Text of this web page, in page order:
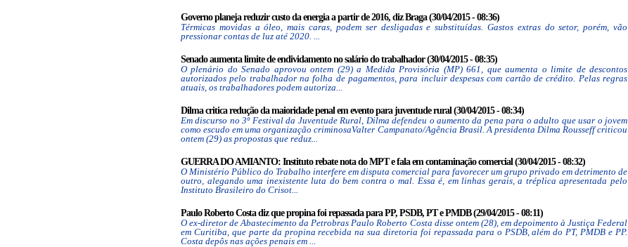
Governo planeja reduzir custo da energia a partir de 2016, diz Braga (30/04/2015 - 08:36)
Térmicas movidas a óleo, mais caras, podem ser desligadas e substituídas. Gastos extras do setor, porém, vão
pressionar contas de luz até 2020. ...
Senado aumenta limite de endividamento no salário do trabalhador (30/04/2015 - 08:35)
O plenário do Senado aprovou ontem (29) a Medida Provisória (MP) 661, que aumenta o limite de descontos
autorizados pelo trabalhador na folha de pagamentos, para incluir despesas com cartão de crédito. Pelas regras
atuais, os trabalhadores podem autoriza...
Dilma critica redução da maioridade penal em evento para juventude rural (30/04/2015 - 08:34)
Em discurso no 3º Festival da Juventude Rural, Dilma defendeu o aumento da pena para o adulto que usar o jovem
como escudo em uma organização criminosaValter Campanato/Agência Brasil. A presidenta Dilma Rousseff criticou
ontem (29) as propostas que reduz...
GUERRA DO AMIANTO: Instituto rebate nota do MPT e fala em contaminação comercial (30/04/2015 - 08:32)
O Ministério Público do Trabalho interfere em disputa comercial para favorecer um grupo privado em detrimento de
outro, alegando uma inexistente luta do bem contra o mal. Essa é, em linhas gerais, a tréplica apresentada pelo
Instituto Brasileiro do Crisot...
Paulo Roberto Costa diz que propina foi repassada para PP, PSDB, PT e PMDB (29/04/2015 - 08:11)
O ex-diretor de Abastecimento da Petrobras Paulo Roberto Costa disse ontem (28), em depoimento à Justiça Federal
em Curitiba, que parte da propina recebida na sua diretoria foi repassada para o PSDB, além do PT, PMDB e PP.
Costa depôs nas ações penais em ...